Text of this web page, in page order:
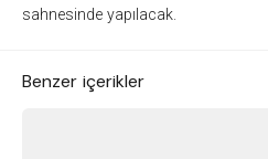
sahnesinde yapılacak.
Benzer içerikler